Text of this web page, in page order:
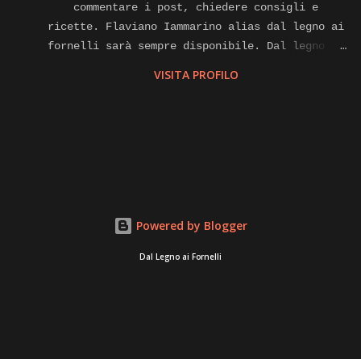
commentare i post, chiedere consigli e
ricette. Flaviano Iammarino alias dal legno ai
fornelli sarà sempre disponibile. Dal legno ai
VISITA PROFILO
Powered by Blogger
Dal Legno ai Fornelli